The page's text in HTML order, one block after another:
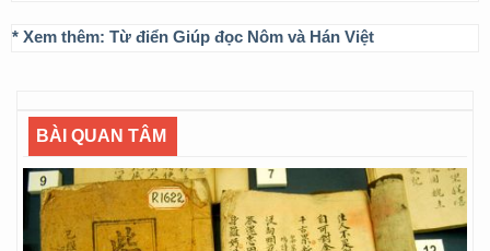
* Xem thêm: Từ điển Giúp đọc Nôm và Hán Việt
BÀI QUAN TÂM